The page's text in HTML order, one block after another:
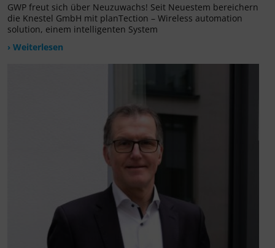
GWP freut sich über Neuzuwachs! Seit Neuestem bereichern
die Knestel GmbH mit planTection – Wireless automation
solution, einem intelligenten System
› Weiterlesen